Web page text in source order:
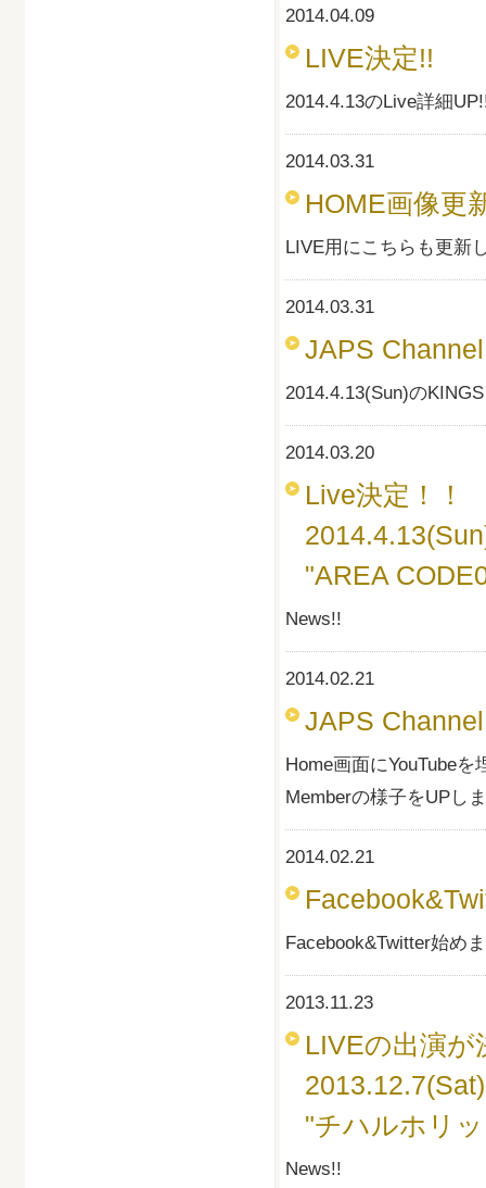
2014.04.09
LIVE決定!!
2014.4.13のLive詳細
2014.03.31
HOME画像更
LIVE用にこちらも更新
2014.03.31
JAPS
2014.4.13(Sun)の
2014.03.20
Live決定！！
"AREA
News!!
2014.02.21
JAPS
Home画面にYouTube
Memberの様子をUPし
2014.02.21
Facebook&Twitter始め
2013.11.23
LIVEの出演が
2013.12.7(Sat)
"チハルホリ
News!!